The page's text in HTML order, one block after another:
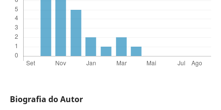
Biografia do Autor